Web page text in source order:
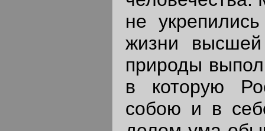
не
жизни
природы
в которую
собою и в